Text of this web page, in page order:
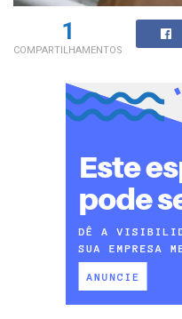
1
COMPARTILHAMENTOS